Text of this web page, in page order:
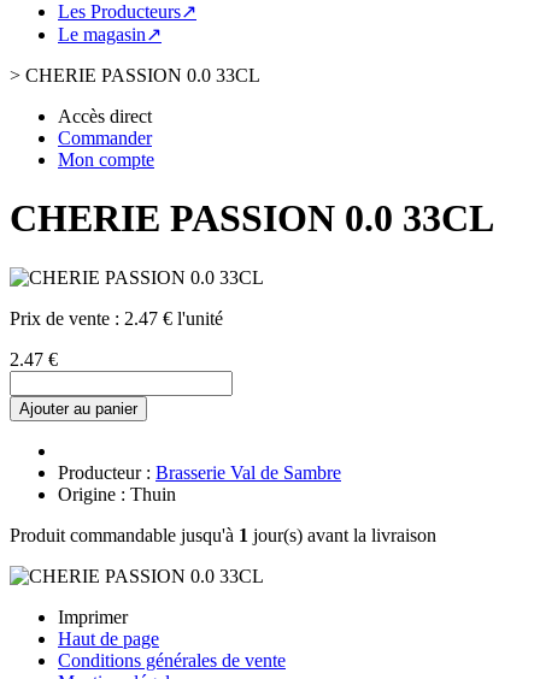
Les Producteurs↗
Le magasin↗
> CHERIE PASSION 0.0 33CL
Accès direct
Commander
Mon compte
CHERIE PASSION 0.0 33CL
Prix de vente : 2.47 € l'unité
2.47 €
Ajouter au panier
Producteur : Brasserie Val de Sambre
Origine : Thuin
Produit commandable jusqu'à 1 jour(s) avant la livraison
Imprimer
Haut de page
Conditions générales de vente